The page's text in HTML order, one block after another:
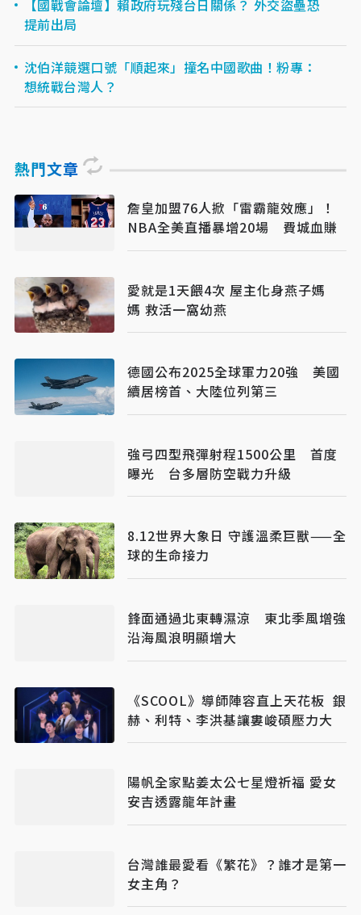
【國戰會論壇】賴政府玩殘台日關係？ 外交盜壘恐
提前出局
沈伯洋競選口號「順起來」撞名中國歌曲！粉專：
想統戰台灣人？
熱門文章
詹皇加盟76人掀「雷霸龍效應」！
NBA全美直播暴增20場 費城血賺
愛就是1天餵4次 屋主化身燕子媽
媽 救活一窩幼燕
德國公布2025全球軍力20強 美國
續居榜首、大陸位列第三
強弓四型飛彈射程1500公里 首度
曝光 台多層防空戰力升級
8.12世界大象日 守護溫柔巨獸——全
球的生命接力
鋒面通過北東轉濕涼 東北季風增強
沿海風浪明顯增大
《SCOOL》導師陣容直上天花板 銀
赫、利特、李洪基讓婁峻碩壓力大
陽帆全家點姜太公七星燈祈福 愛女
安吉透露龍年計畫
台灣誰最愛看《繁花》？誰才是第一
女主角？